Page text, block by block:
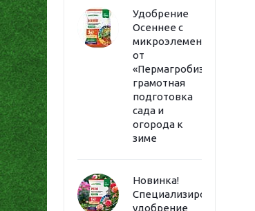
Удобрение
Осеннее с
микроэлементами
от
«Пермагробизнес»:
грамотная
подготовка
сада и
огорода к
зиме
Новинка!
Специализированное
удобрение